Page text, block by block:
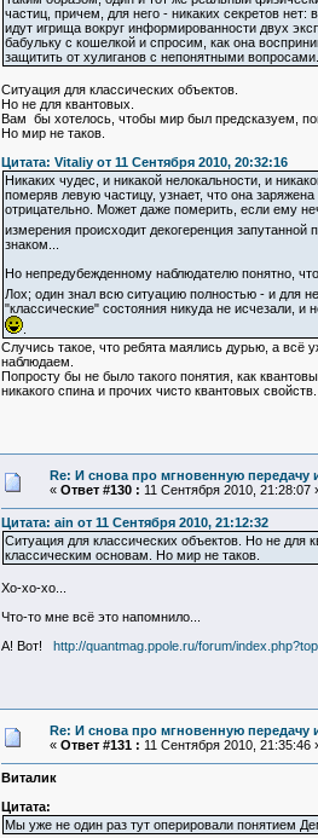
частиц, причем, для него - никаких секретов
идут игрища вокруг информированности двух
бабульку с кошелкой и спросим, как она
защитить от хулиганов с непонятными
Ситуация для классических объектов.
Но не для квантовых.
Вам бы хотелось, чтобы мир был предсказуем,
Но мир не таков.
Цитата: Vitaliy от 11 Сентября 2010, 20:32:16
Никаких чудес, и никакой нелокальности, и
померяв левую частицу, узнает, что она
отрицательно. Может даже померить, если ему
измерения происходит декогеренция запутанной
знаком...
Но непредубежденному наблюдателю понятно,
Лох; один знал всю ситуацию полностью - и для
"классические" состояния никуда не исчезали,
.
Случись такое, что ребята маялись дурью, а всё
наблюдаем.
Попросту бы не было такого понятия, как
никакого спина и прочих чисто квантовых свойств.
Re: И снова про мгновенную
« Ответ #130 : 11 Сентября 2010, 21:28:07
Цитата: ain от 11 Сентября 2010, 21:12:32
Ситуация для классических объектов. Но не
классическим основам. Но мир не таков.
Хо-хо-хо...
Что-то мне всё это напомнило...
А! Вот!
http://quantmag.ppole.ru/forum/
Re: И снова про мгновенную
« Ответ #131 : 11 Сентября 2010, 21:35:46
Виталик
Цитата:
Мы уже не один раз тут оперировали понятием